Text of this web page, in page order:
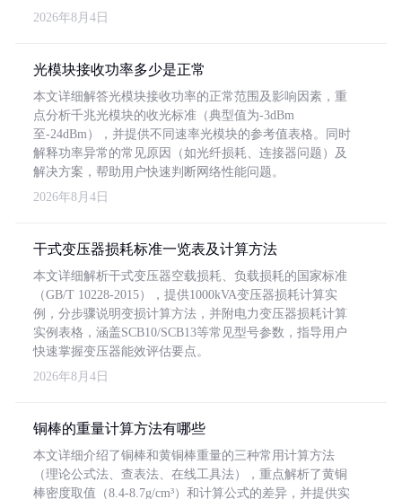
2026年8月4日
光模块接收功率多少是正常
本文详细解答光模块接收功率的正常范围及影响因素，重
点分析千兆光模块的收光标准（典型值为-3dBm
至-24dBm），并提供不同速率光模块的参考值表格。同时
解释功率异常的常见原因（如光纤损耗、连接器问题）及
解决方案，帮助用户快速判断网络性能问题。
2026年8月4日
干式变压器损耗标准一览表及计算方法
本文详细解析干式变压器空载损耗、负载损耗的国家标准
（GB/T 10228-2015），提供1000kVA变压器损耗计算实
例，分步骤说明变损计算方法，并附电力变压器损耗计算
实例表格，涵盖SCB10/SCB13等常见型号参数，指导用户
快速掌握变压器能效评估要点。
2026年8月4日
铜棒的重量计算方法有哪些
本文详细介绍了铜棒和黄铜棒重量的三种常用计算方法
（理论公式法、查表法、在线工具法），重点解析了黄铜
棒密度取值（8.4-8.7g/cm³）和计算公式的差异，并提供实